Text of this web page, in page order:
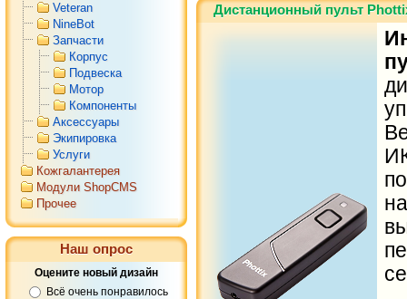
Veteran
NineBot
Запчасти
Корпус
Подвеска
Мотор
Компоненты
Аксессуары
Экипировка
Услуги
Кожгалантерея
Модули ShopCMS
Прочее
Наш опрос
Оцените новый дизайн
Всё очень понравилось
Дистанционный пульт